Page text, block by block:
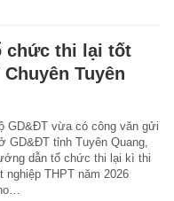
chức thi lại tốt
Tuyên
GD&ĐT vừa có công văn gửi
GD&ĐT tỉnh Tuyên Quang,
dẫn tổ chức thi lại kì thi
nghiệp THPT năm 2026